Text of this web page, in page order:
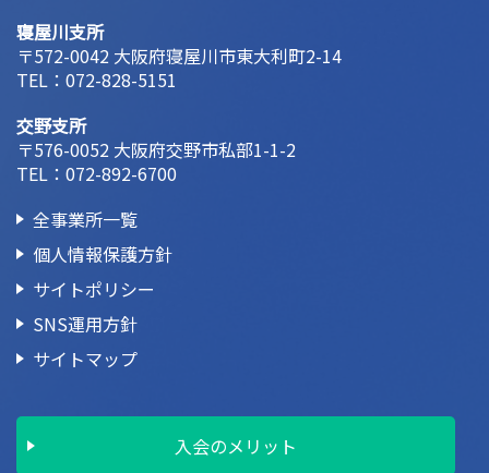
寝屋川支所
〒572-0042 大阪府寝屋川市東大利町2-14
TEL： 072-828-5151
交野支所
〒576-0052 大阪府交野市私部1-1-2
TEL： 072-892-6700
全事業所一覧
個人情報保護方針
サイトポリシー
SNS運用方針
サイトマップ
入会のメリット